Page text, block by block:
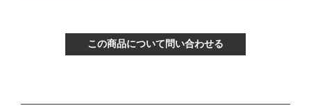
この商品について問い合わせる